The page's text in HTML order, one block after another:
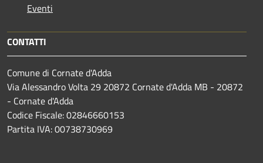
Eventi
CONTATTI
Comune di Cornate d'Adda
Via Alessandro Volta 29 20872 Cornate d'Adda MB - 20872
- Cornate d'Adda
Codice Fiscale: 02846660153
Partita IVA: 00738730969